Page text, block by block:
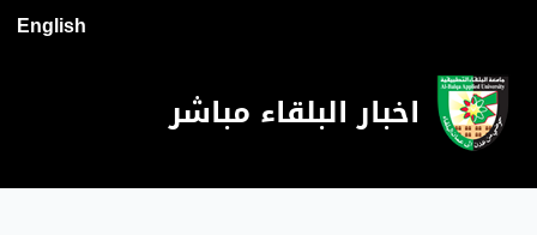
English
اخبار البلقاء مباشر